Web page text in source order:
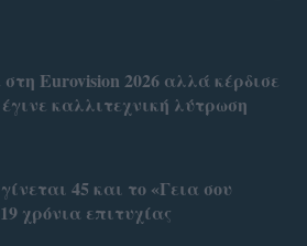
Eurovision 2026 αλλά κέρδισε
καλλιτεχνική λύτρωση
45 και το «Γεια σου
χρόνια επιτυχίας